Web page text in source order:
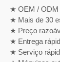
★ OEM / ODM
★ Mais de 30
★ Preço
★ Entrega
★ Serviço